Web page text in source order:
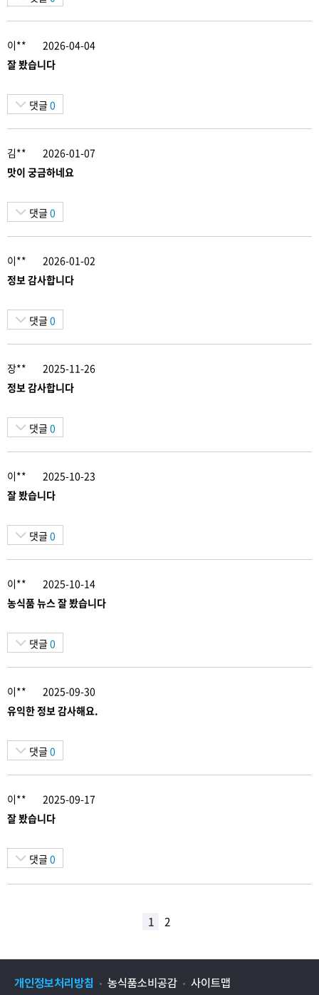
이**
2026-04-04
잘 봤습니다
댓글 0
김**
2026-01-07
맛이 궁금하네요
댓글 0
이**
2026-01-02
정보 감사합니다
댓글 0
장**
2025-11-26
정보 감사합니다
댓글 0
이**
2025-10-23
잘 봤습니다
댓글 0
이**
2025-10-14
농식품 뉴스 잘 봤습니다
댓글 0
이**
2025-09-30
유익한 정보 감사해요.
댓글 0
이**
2025-09-17
잘 봤습니다
댓글 0
1 2
개인정보처리방침 농식품소비공감 사이트맵